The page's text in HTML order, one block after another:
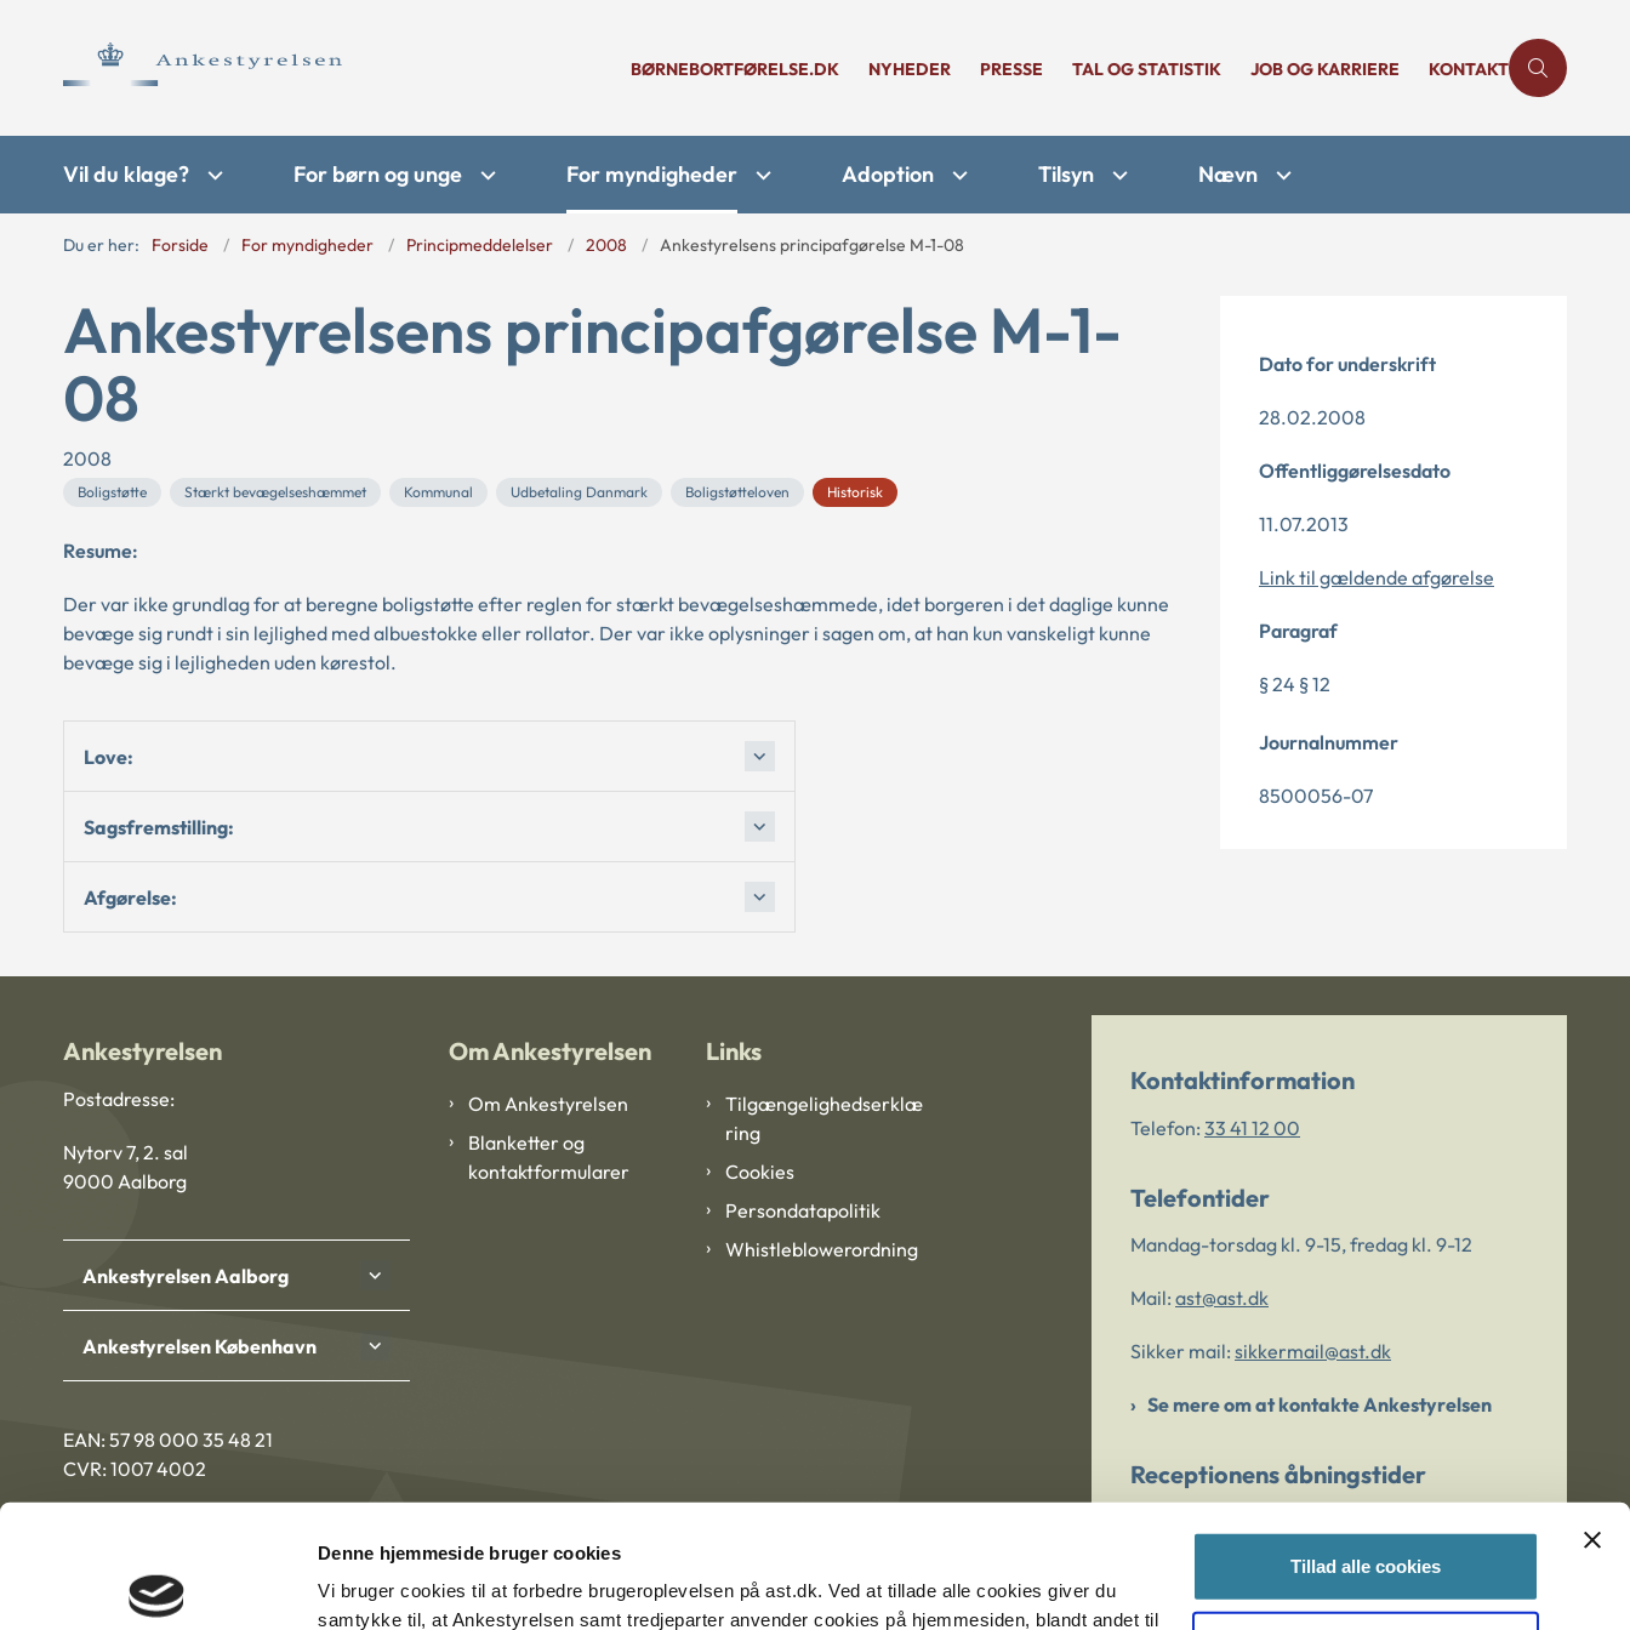
Denne hjemmeside bruger cookies
Vi bruger cookies til at forbedre brugeroplevelsen på ast.dk. Ved at tillade alle cookies giver du
samtykke til, at Ankestyrelsen samt tredjeparter anvender cookies på hjemmesiden, blandt andet til
Tillad alle cookies
BØRNEBORTFØRELSE.DK NYHEDER PRESSE TAL OG STATISTIK JOB OG KARRIERE KONTAKT
Vil du klage? For børn og unge For myndigheder Adoption Tilsyn Nævn
Du er her: Forside For myndigheder Principmeddelelser 2008 Ankestyrelsens principafgørelse M-1-08
Ankestyrelsens principafgørelse M-1-
08
2008
Boligstøtte Stærkt bevægelseshæmmet Kommunal Udbetaling Danmark Boligstøtteloven Historisk
Resume:
Der var ikke grundlag for at beregne boligstøtte efter reglen for stærkt bevægelseshæmmede, idet borgeren i det daglige kunne
bevæge sig rundt i sin lejlighed med albuestokke eller rollator. Der var ikke oplysninger i sagen om, at han kun vanskeligt kunne
bevæge sig i lejligheden uden kørestol.
Love:
Sagsfremstilling:
Afgørelse:
Dato for underskrift
28.02.2008
Offentliggørelsesdato
11.07.2013
Link til gældende afgørelse
Paragraf
§ 24 § 12
Journalnummer
8500056-07
Ankestyrelsen
Postadresse:
Nytorv 7, 2. sal
9000 Aalborg
Ankestyrelsen Aalborg
Ankestyrelsen København
EAN: 57 98 000 35 48 21
CVR: 1007 4002
Om Ankestyrelsen
Om Ankestyrelsen
Blanketter og
kontaktformularer
Links
Tilgængelighedserklæ
ring
Cookies
Persondatapolitik
Whistleblowerordning
Kontaktinformation
Telefon: 33 41 12 00
Telefontider
Mandag-torsdag kl. 9-15, fredag kl. 9-12
Mail: ast@ast.dk
Sikker mail: sikkermail@ast.dk
Se mere om at kontakte Ankestyrelsen
Receptionens åbningstider
Er du bekymret for et barn/en ung?